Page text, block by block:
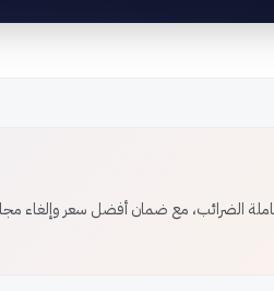
الضرائب، مع ضمان أفضل سعر وإلغاء